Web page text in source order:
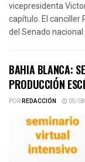
vicepresidenta
capítulo. El canciller
del Senado nacional
BAHIA BLANCA:
PRODUCCIÓN
PORREDACCIÓN 05/